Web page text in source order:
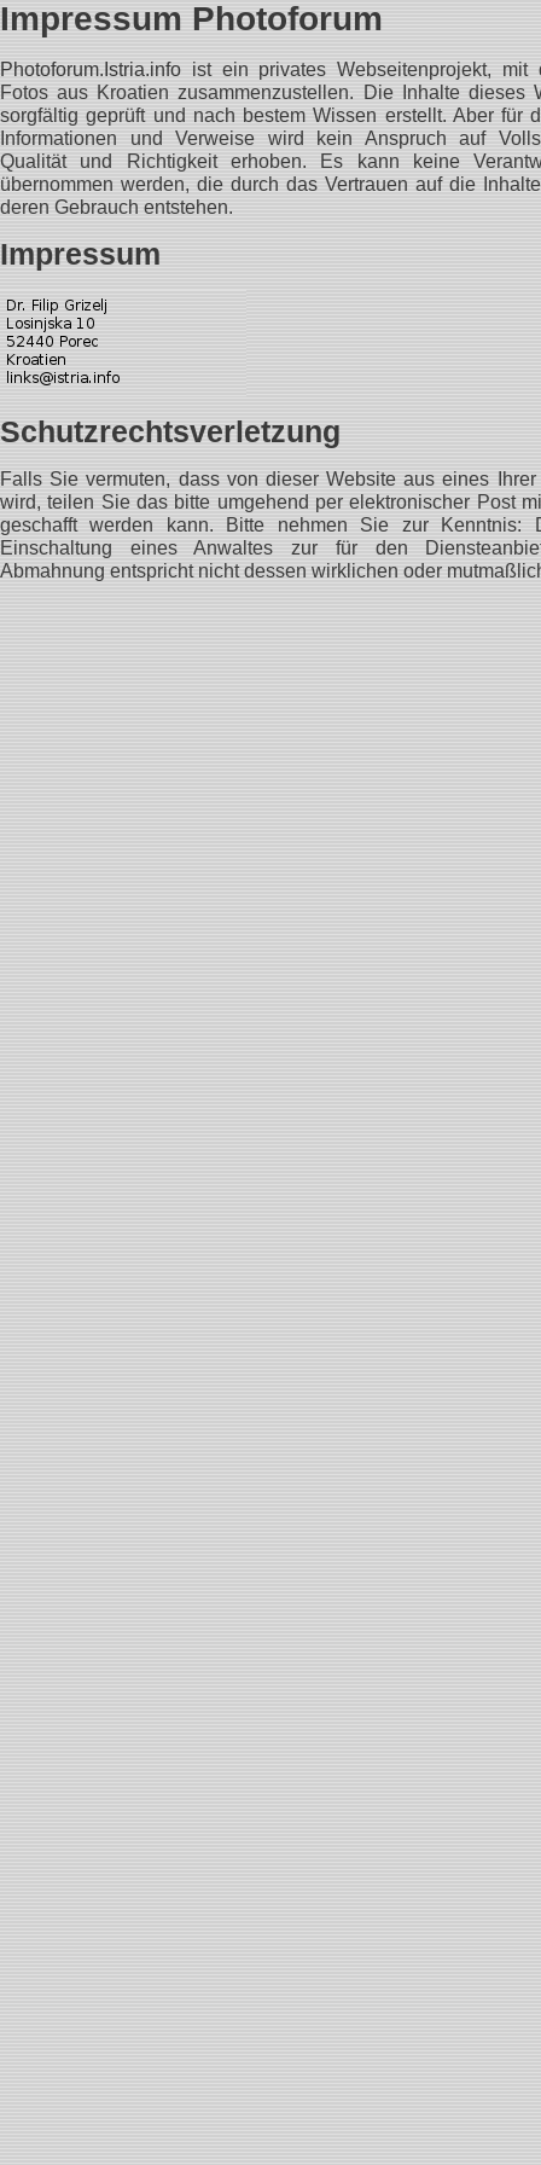
Impressum Photoforum
Photoforum.Istria.info ist ein privates Webseitenprojekt,
Fotos aus Kroatien zusammenzustellen. Die Inhalte dieses
sorgfältig geprüft und nach bestem Wissen erstellt. Aber für
Informationen und Verweise wird kein Anspruch auf
Qualität und Richtigkeit erhoben. Es kann keine
übernommen werden, die durch das Vertrauen auf die
deren Gebrauch entstehen.
Impressum
Schutzrechtsverletzung
Falls Sie vermuten, dass von dieser Website aus eines Ihrer
wird, teilen Sie das bitte umgehend per elektronischer Post
geschafft werden kann. Bitte nehmen Sie zur Kenntnis:
Einschaltung eines Anwaltes zur für den
Abmahnung entspricht nicht dessen wirklichen oder